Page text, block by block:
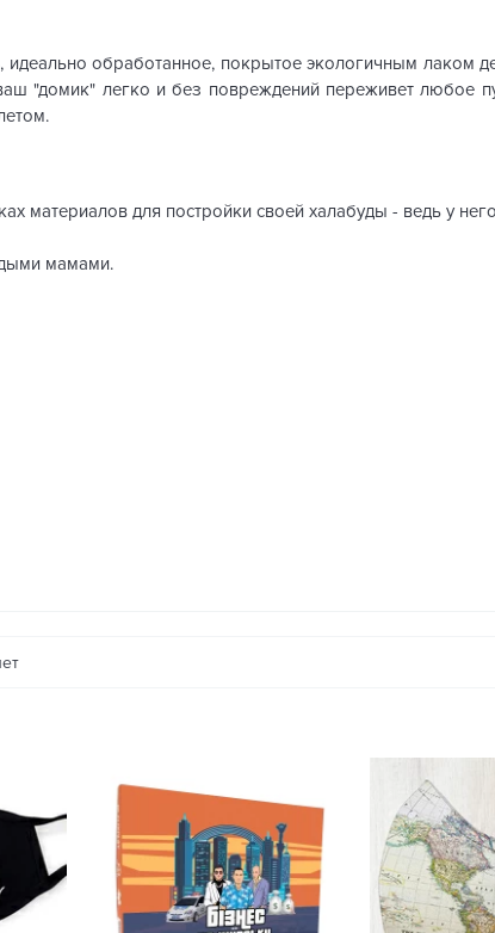
обработанное, покрытое экологичным лаком
"домик" легко и без повреждений переживет любое
материалов для постройки своей халабуды - ведь у
мамами.